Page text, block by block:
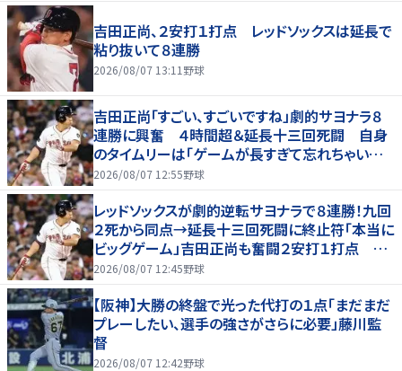
吉田正尚、２安打１打点 レッドソックスは延長で
粘り抜いて８連勝
2026/08/07 13:11 野球
吉田正尚「すごい、すごいですね」劇的サヨナラ８
連勝に興奮 ４時間超＆延長十三回死闘 自身
のタイムリーは「ゲームが長すぎて忘れちゃいまし
た」
2026/08/07 12:55野球
レッドソックスが劇的逆転サヨナラで８連勝！九回
２死から同点→延長十三回死闘に終止符「本当に
ビッグゲーム」吉田正尚も奮闘２安打１打点 靴
下対決で驚異のスイープ
2026/08/07 12:45野球
【阪神】大勝の終盤で光った代打の１点「まだまだ
プレーしたい、選手の強さがさらに必要」藤川監
督
2026/08/07 12:42野球